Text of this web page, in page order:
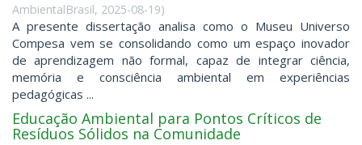
AmbientalBrasil, 2025-08-19)
A presente dissertação analisa como o Museu Universo
Compesa vem se consolidando como um espaço inovador
de aprendizagem não formal, capaz de integrar ciência,
memória e consciência ambiental em experiências
pedagógicas ...
Educação Ambiental para Pontos Críticos de
Resíduos Sólidos na Comunidade